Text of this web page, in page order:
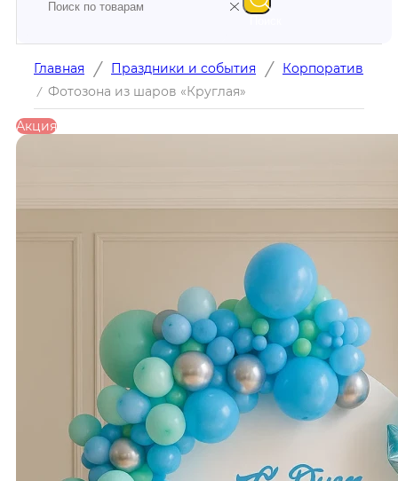
Главная / Праздники и события / Корпоратив
/ Фотозона из шаров «Круглая»
Акция